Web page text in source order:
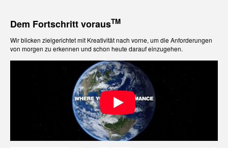
Dem Fortschritt vorausTM
Wir blicken zielgerichtet mit Kreativität nach vorne, um die Anforderungen
von morgen zu erkennen und schon heute darauf einzugehen.